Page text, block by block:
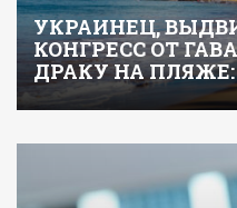
УКРАИНЕЦ,
КОНГРЕСС ОТ
ДРАКУ НА ПЛЯЖЕ: